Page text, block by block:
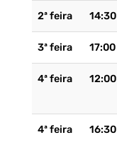
2ª feira 14:30
3ª feira 17:00
4ª feira 12:00
4ª feira 16:30